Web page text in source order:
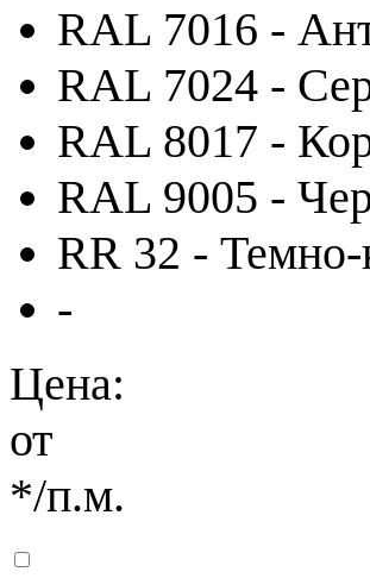
RAL 7016 -
RAL 7024 -
RAL 8017 -
RAL 9005 -
RR 32 -
-
Цена:
от
*/п.м.